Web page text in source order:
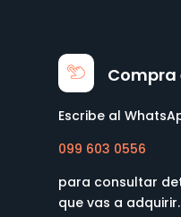
Escribe al
099 603 0556
para consultar
que vas a adquirir.